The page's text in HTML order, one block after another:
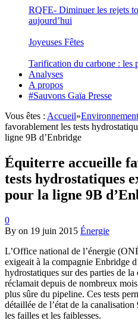
RQFE- Diminuer les rejets
aujourd’hui
Joyeuses Fêtes
Tarification du carbone : les
Analyses
A propos
#Sauvons Gaïa Presse
Vous êtes : Accueil»Environnement
favorablement les tests
ligne 9B d’Enbridge
Équiterre accueille
tests hydrostatiques
pour la ligne 9B
0
By on 19 juin 2015 Énergie
L’Office national de l’énergie
exigeait à la compagnie Enbridge
hydrostatiques sur des parties de
réclamait depuis de nombreux
plus sûre du pipeline. Ces tests
détaillée de l’état de la
les failles et les faiblesses.